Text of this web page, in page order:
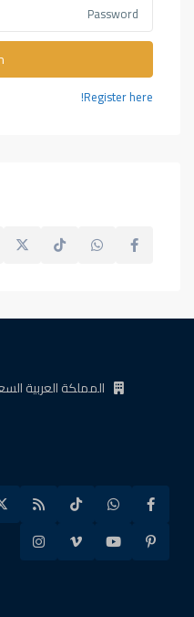
Register here!
المملكة العربية